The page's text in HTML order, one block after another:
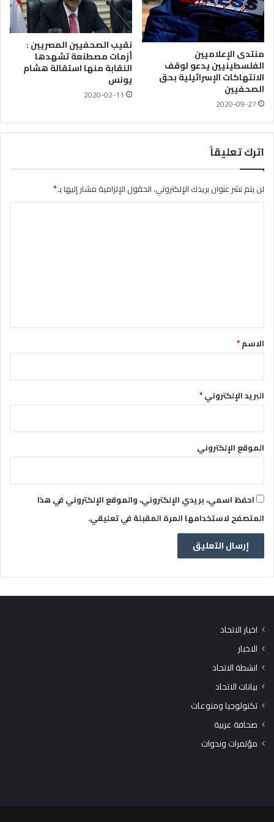
منتدى الإعلاميين
الفلسطينيين يدعو لوقف
الانتهاكات الإسرائيلية بحق
الصحفيين
2020-09-27
نقيب الصحفيين المصريين :
أزمات مصطنعة تشهدها
النقابة منها استقالة هشام
يونس
2020-02-11
اترك تعليقاً
لن يتم نشر عنوان بريدك الإلكتروني.الحقول الإلزامية مشار إليها بـ*
*الاسم*
البريد الإلكتروني*
الموقع الإلكتروني
احفظ اسمي، بريدي الإلكتروني، والموقع الإلكتروني في هذا
المتصفح لاستخدامها المرة المقبلة في تعليقي.
اخبار الاتحاد
الاخبار
انشطة الاتحاد
بيانات الاتحاد
تكنولوجيا ومنوعات
صحافة عربية
مؤتمرات وندوات